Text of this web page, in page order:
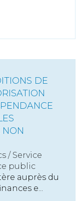
DE
NON
/ Service
public
auprès du
e...